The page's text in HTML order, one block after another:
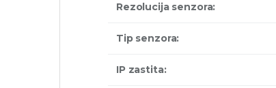
Rezolucija senzora:
Tip senzora:
IP zastita: